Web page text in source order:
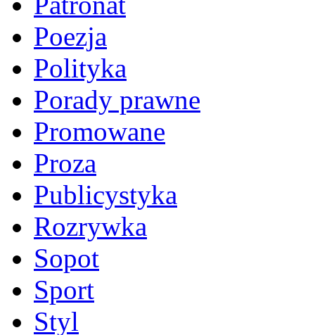
Poezja
Polityka
Porady prawne
Promowane
Proza
Publicystyka
Rozrywka
Sopot
Sport
Styl